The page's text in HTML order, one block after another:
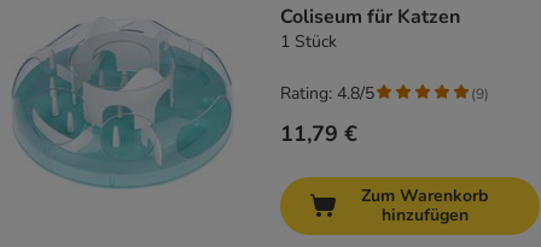
Coliseum für Katzen
1 Stück
11,79 €
Rating: 4.8/5 (9)
Zum Warenkorb
hinzufügen